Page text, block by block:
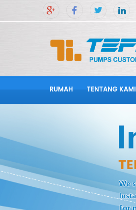
RUMAH TENTANG KAMI